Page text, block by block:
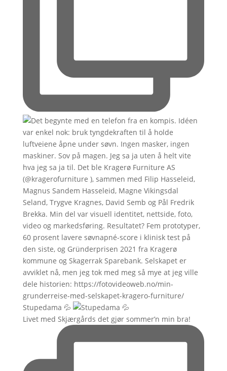
Stupedama 💦
Livet med Skjærgårds det gjør sommer’n min bra!